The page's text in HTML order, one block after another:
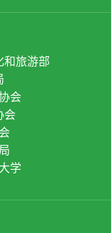
和旅游部
会
会
学